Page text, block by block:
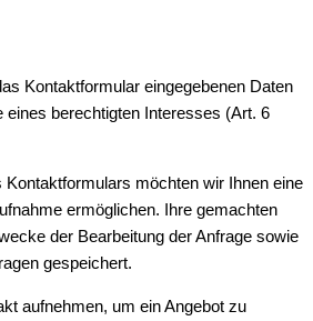
Kontaktformular eingegebenen Daten
eines berechtigten Interesses (Art. 6
Kontaktformulars möchten wir Ihnen eine
ermöglichen. Ihre gemachten
der Bearbeitung der Anfrage sowie
gespeichert.
aufnehmen, um ein Angebot zu